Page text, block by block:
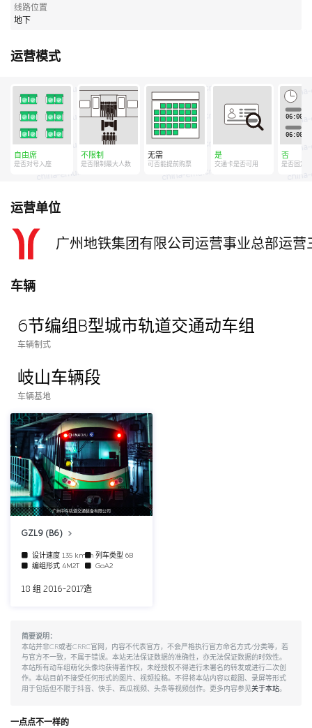
线路位置
地下
运营模式
自由席
是否对号入座
不限制
是否限制最大人数
无需
可否能提前购票
是
交通卡是否可用
否
是否固定
运营单位
广州地铁集团有限公司运营事业总部运营
车辆
6节编组B型城市轨道交通动车组
车辆制式
岐山车辆段
车辆基地
广州中车轨道交通装备有限公司
GZL9 (B6)
设计速度 135 km/h列车类型 6B
编组形式 4M2T GoA2
18 组 2016-2017造
简要说明：
本站并非CR或者CRRC官网，内容不代表官方，不会严格执行官方命名方式/分类等，若
与官方不一致，不属于错误。本站无法保证数据的准确性，亦无法保证数据的时效性。
本站所有动车组萌化头像均获得著作权，未经授权不得进行未署名的转发或进行二次创
作。本站目前不接受任何形式的图片、视频投稿。不得将本站内容以截图、录屏等形式
用于包括但不限于抖音、快手、西瓜视频、头条等视频创作。更多内容参见关于本站。
一点点不一样的